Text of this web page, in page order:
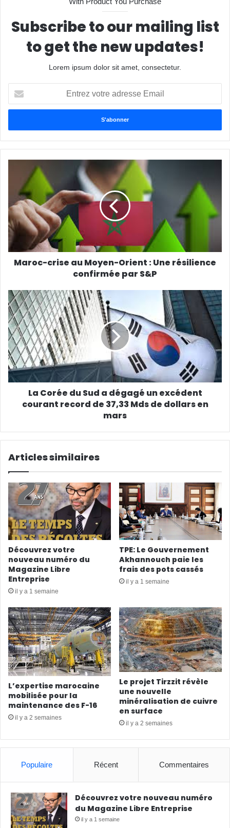
Subscribe to our mailing list
to get the new updates!
Lorem ipsum dolor sit amet, consectetur.
votre
adresse
Maroc-crise au Moyen-Orient : Une résilience
confirmée par S&P
La Corée du Sud a dégagé un excédent
courant record de 37,33 Mds de dollars en
mars
Articles similaires
Découvrez votre
nouveau numéro du
Magazine Libre
Entreprise
il y a 1 semaine
TPE: Le Gouvernement
Akhannouch paie les
frais des pots cassés
il y a 1 semaine
L’expertise marocaine
mobilisée pour la
maintenance des F-16
il y a 2 semaines
Le projet Tirzzit révèle
une nouvelle
minéralisation de cuivre
en surface
il y a 2 semaines
Populaire Récent Commentaires
Découvrez votre nouveau numéro
du Magazine Libre Entreprise
il y a 1 semaine